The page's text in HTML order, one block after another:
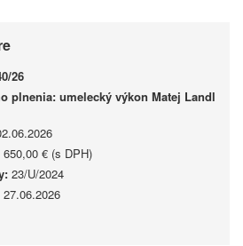
26
plnenia: umelecký výkon Matej Landl
650,00 € (s DPH)
23/U/2024
27.06.2026